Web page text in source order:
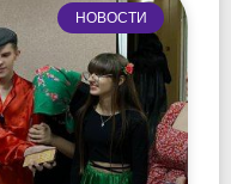
НОВОСТИ